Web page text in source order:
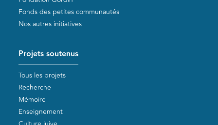
Fonds des petites communautés
Nos autres initiatives
Projets soutenus
Tous les projets
Recherche
Mémoire
Enseignement